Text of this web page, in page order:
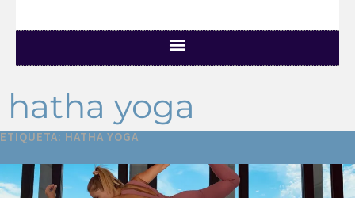
hatha yoga
ETIQUETA: HATHA YOGA